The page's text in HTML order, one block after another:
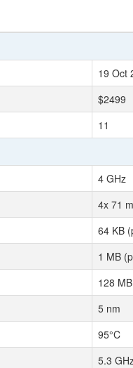
19 Oct
$2499
11
4 GHz
4x 71
64 KB
1 MB
128
5 nm
95°C
5.3